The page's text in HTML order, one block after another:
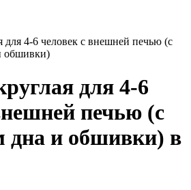
для 4-6 человек с внешней печью (с
обшивки)
для 4-6
печью (с
дна и обшивки) в